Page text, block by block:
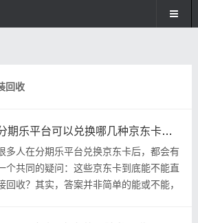
回收
分期乐平台可以兑换哪几种京东卡？京东e卡和京东超市卡回收价格一样吗？
多人在分期乐平台兑换京东卡后，都会有
个共同的疑问：这些京东卡到底能不能直
回收？其实，答案并非简单的能或不能，